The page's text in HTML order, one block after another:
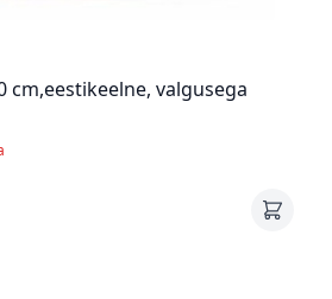
cm,eestikeelne, valgusega